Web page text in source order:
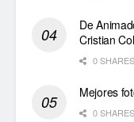
De
Cristian
0 SHARES
Mejores
0 SHARES